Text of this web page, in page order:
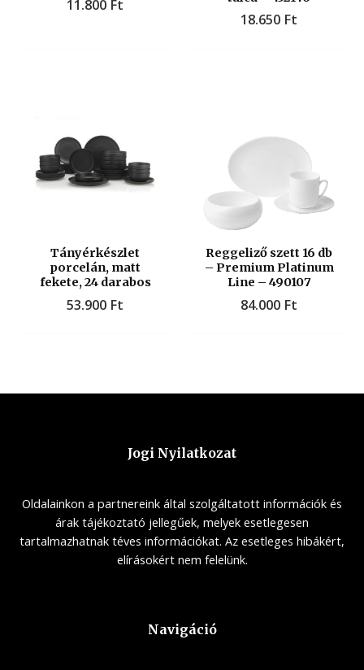
11.800 Ft
18.650 Ft
Tányérkészlet
porcelán, matt
fekete, 24 darabos
53.900 Ft
Reggeliző szett 16 db
– Premium Platinum
Line – 490107
84.000 Ft
Jogi Nyilatkozat
Oldalainkon a partnereink által szolgáltatott információk és
árak tájékoztató jellegűek, melyek esetlegesen
tartalmazhatnak téves információkat. Az esetleges hibákért,
elírásokért nem felelünk.
Navigáció